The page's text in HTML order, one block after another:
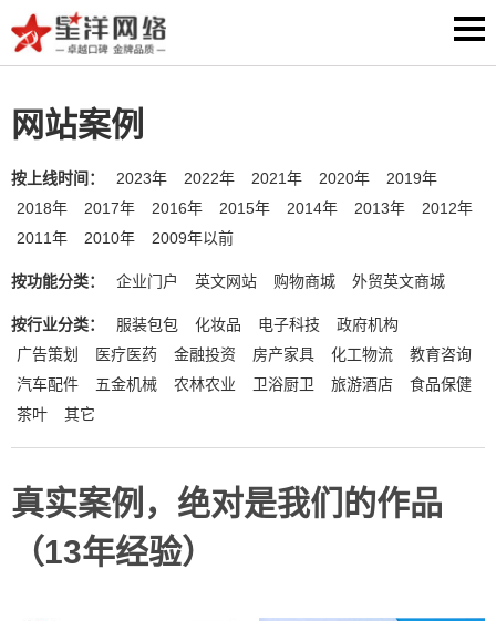
网站案例
按上线时间： 2023年 2022年 2021年 2020年
2019年
2018年
2017年 2016年 2015年 2014年 2013年
2012年
2011年
2010年 2009年以前
按功能分类： 企业门户 英文网站 购物商城 外贸英文商城
按行业分类： 服装包包 化妆品 电子科技
政府机构
广告策划
医疗医药 金融投资 房产家具 化工物流
教育咨询
汽车配件
五金机械 农林农业 卫浴厨卫 旅游酒店
食品保健
茶叶
其它
真实案例，绝对是我们的作品
（13年经验）